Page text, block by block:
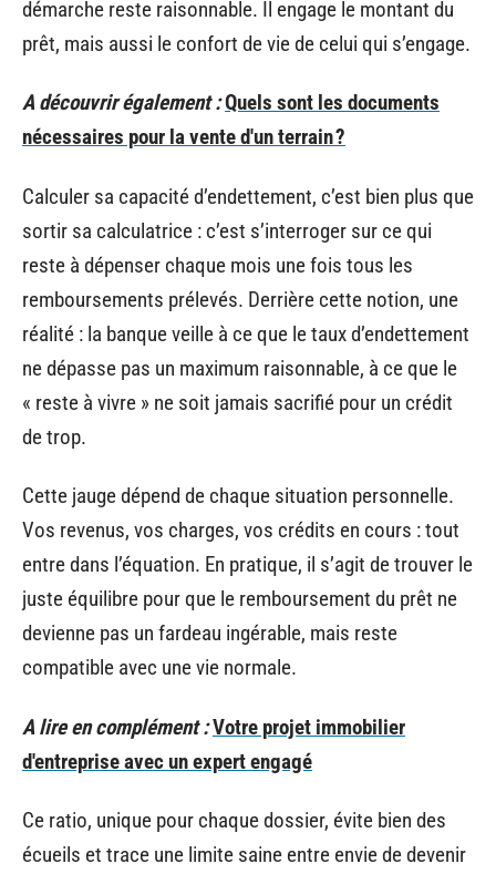
démarche reste raisonnable. Il engage le montant du
prêt, mais aussi le confort de vie de celui qui s’engage.
A découvrir également :Quels sont les documents
nécessaires pour la vente d'un terrain ?
Calculer sa capacité d’endettement, c’est bien plus que
sortir sa calculatrice : c’est s’interroger sur ce qui
reste à dépenser chaque mois une fois tous les
remboursements prélevés. Derrière cette notion, une
réalité : la banque veille à ce que le taux d’endettement
ne dépasse pas un maximum raisonnable, à ce que le
« reste à vivre » ne soit jamais sacrifié pour un crédit
de trop.
Cette jauge dépend de chaque situation personnelle.
Vos revenus, vos charges, vos crédits en cours : tout
entre dans l’équation. En pratique, il s’agit de trouver le
juste équilibre pour que le remboursement du prêt ne
devienne pas un fardeau ingérable, mais reste
compatible avec une vie normale.
A lire en complément :Votre projet immobilier
d'entreprise avec un expert engagé
Ce ratio, unique pour chaque dossier, évite bien des
écueils et trace une limite saine entre envie de devenir